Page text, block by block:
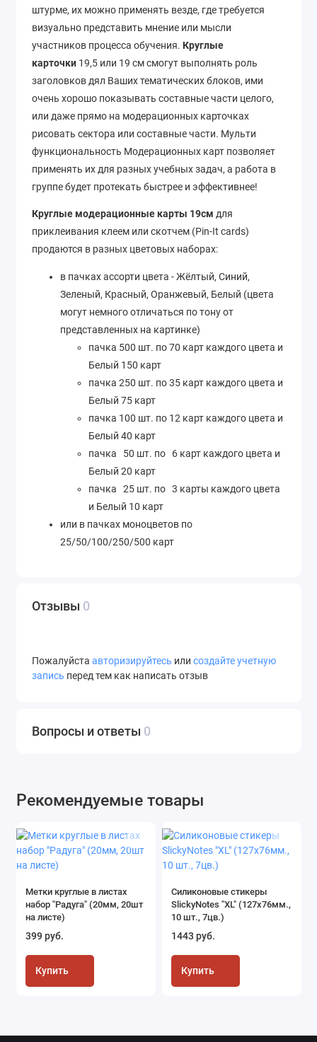
штурме, их можно применять везде, где требуется
визуально представить мнение или мысли
участников процесса обучения. Круглые
карточки 19,5 или 19 см смогут выполнять роль
заголовков дял Ваших тематических блоков, ими
очень хорошо показывать составные части целого,
или даже прямо на модерационных карточках
рисовать сектора или составные части. Мульти
функциональность Модерационных карт позволяет
применять их для разных учебных задач, а работа в
группе будет протекать быстрее и эффективнее!
Круглые модерационные карты 19см для
приклеивания клеем или скотчем (Pin-It cards)
продаются в разных цветовых наборах:
в пачках ассорти цвета - Жёлтый, Синий,
Зеленый, Красный, Оранжевый, Белый (цвета
могут немного отличаться по тону от
представленных на картинке)
пачка 500 шт. по 70 карт каждого цвета и
Белый 150 карт
пачка 250 шт. по 35 карт каждого цвета и
Белый 75 карт
пачка 100 шт. по 12 карт каждого цвета и
Белый 40 карт
пачка 50 шт. по 6 карт каждого цвета и
Белый 20 карт
пачка 25 шт. по 3 карты каждого цвета
и Белый 10 карт
или в пачках моноцветов по
25/50/100/250/500 карт
Отзывы 0
Пожалуйста авторизируйтесь или создайте учетную
запись перед тем как написать отзыв
Вопросы и ответы 0
Рекомендуемые товары
Метки круглые в листах
набор "Радуга" (20мм, 20шт
на листе)
399 руб.
Купить
Силиконовые стикеры
SlickyNotes "XL" (127х76мм.,
10 шт., 7цв.)
1443 руб.
Купить